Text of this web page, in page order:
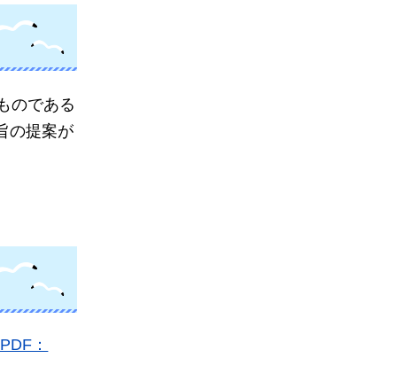
のである
の提案が
：